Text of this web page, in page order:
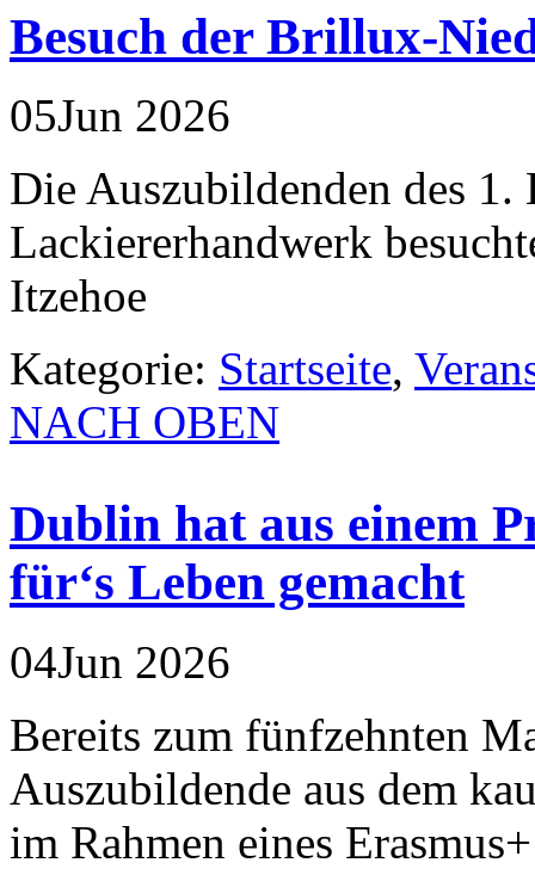
Besuch der Brillux-
05Jun 2026
Die Auszubildenden des
Lackiererhandwerk
Itzehoe
Kategorie: Startseite,
NACH OBEN
Dublin hat aus einem
für‘s Leben gemacht
04Jun 2026
Bereits zum fünfzehnten
Auszubildende aus dem
im Rahmen eines